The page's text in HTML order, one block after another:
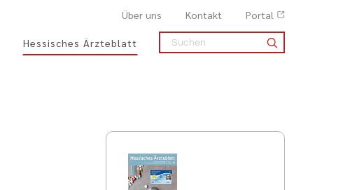
Über uns Kontakt Portal
Hessisches Ärzteblatt